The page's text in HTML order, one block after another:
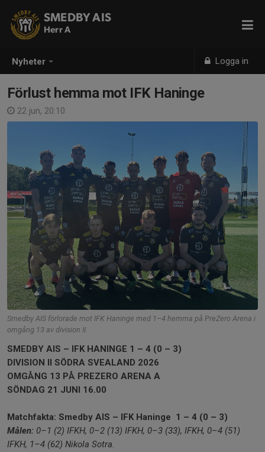
Nyheter Logga in
SMEDBY AIS
Herr A
Förlust hemma mot IFK Haninge
22 jun, 20:10
Smedby AIS förlorade mot IFK Haninge med 1–4 hemma på PreZero Arena i
omgång 13 av division II.
SMEDBY AIS – IFK HANINGE 1 – 4 (0 – 3)
DIVISION II SÖDRA SVEALAND 2026
OMGÅNG 13 PÅ PREZERO ARENA A
SÖNDAG 21 JUNI 16.00
Matchfakta: Smedby AIS – IFK Haninge 1 – 4 (0 – 3)
Målen: 0–1 (2) IFKH, 0–2 (13) IFKH, 0–3 (33), IFKH, 0–4 (51)
IFKH, 1–4 (62) Nikola Sotra.